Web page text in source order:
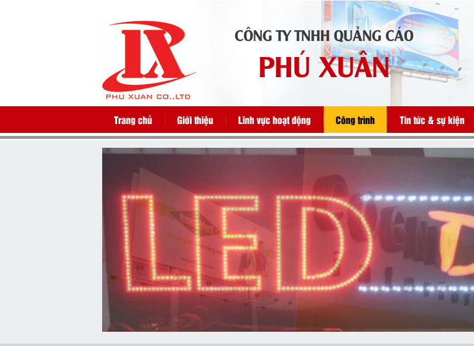
CÔNG TY TNHH QUẢNG CÁO
PHÚ XUÂN
Trang chủ Giới thiệu Lĩnh vực hoạt động Công trình Tin tức & sự kiện